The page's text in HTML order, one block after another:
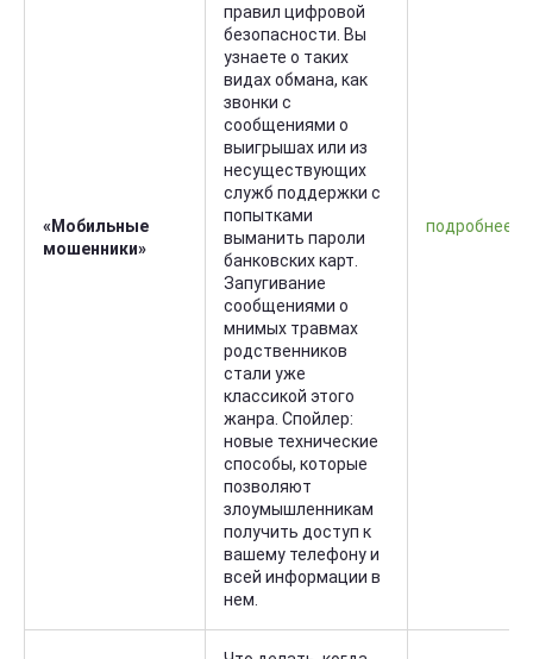
«Мобильные
мошенники»
правил цифровой
безопасности. Вы
узнаете о таких
видах обмана, как
звонки с
сообщениями о
выигрышах или из
несуществующих
служб поддержки с
попытками
выманить пароли
банковских карт.
Запугивание
сообщениями о
мнимых травмах
родственников
стали уже
классикой этого
жанра. Спойлер:
новые технические
способы, которые
позволяют
злоумышленникам
получить доступ к
вашему телефону и
всей информации в
нем.
подробнее